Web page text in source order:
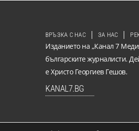
Изданието на „Канал 7
българските журналисти.
е Христо Георгиев Гешов.
KANAL7.BG
ВРЪЗКА С НАС ЗА НАС